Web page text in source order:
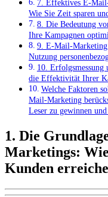
7. Effektives E-
Wie Sie Zeit sparen
8. Die Bedeutung
Ihre Kampagnen
9. E-Mail-Marketing
Nutzung
10.
die Effektivität Ihrer
Welche Faktoren
Mail-Marketing
Leser zu⁤ gewinnen
1. Die
Marketings:
Kunden